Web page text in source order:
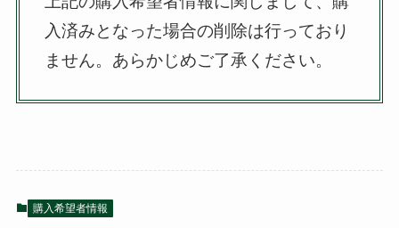
入済みとなった場合の削除は行っており
ません。 あらかじめご了承ください。
購入希望者情報